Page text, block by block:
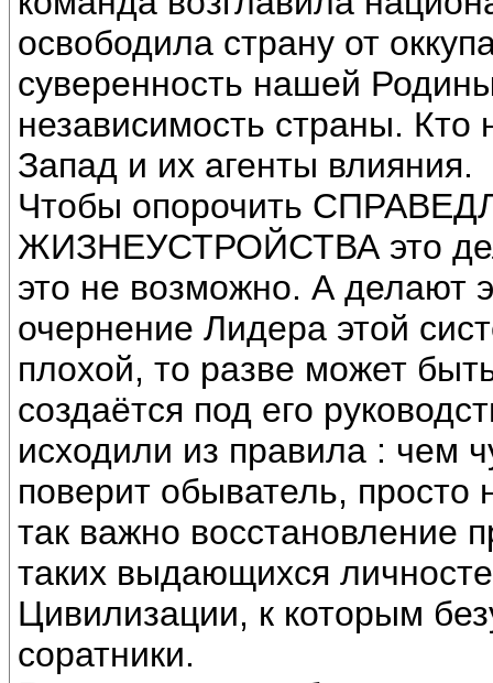
освободила страну от
суверенность нашей
независимость страны. Кто
Запад и их агенты влияния.
Чтобы опорочить
ЖИЗНЕУСТРОЙСТВА это
это не возможно. А делают
очернение Лидера этой
плохой, то разве может
создаётся под его
исходили из правила : чем
поверит обыватель,
так важно восстановление
таких выдающихся
Цивилизации, к которым
соратники.